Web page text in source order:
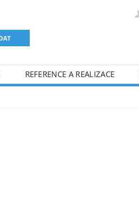
REFERENCE A REALIZACE